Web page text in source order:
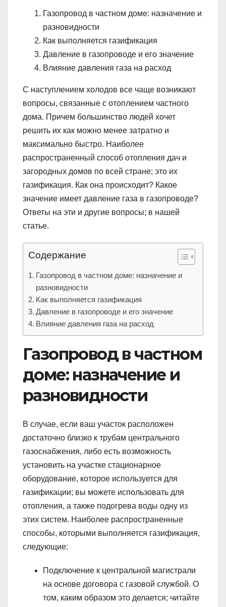
Газопровод в частном доме: назначение и
разновидности
Как выполняется газификация
Давление в газопроводе и его значение
Влияние давления газа на расход
С наступлением холодов все чаще возникают
вопросы, связанные с отоплением частного
дома. Причем большинство людей хочет
решить их как можно менее затратно и
максимально быстро. Наиболее
распространенный способ отопления дач и
загородных домов по всей стране; это их
газификация. Как она происходит? Какое
значение имеет давление газа в газопроводе?
Ответы на эти и другие вопросы; в нашей
статье.
Содержание
Газопровод в частном доме: назначение и
разновидности
Как выполняется газификация
Давление в газопроводе и его значение
Влияние давления газа на расход
Газопровод в частном
доме: назначение и
разновидности
В случае, если ваш участок расположен
достаточно близко к трубам центрального
газоснабжения, либо есть возможность
установить на участке стационарное
оборудование, которое используется для
газификации; вы можете использовать для
отопления, а также подогрева воды одну из
этих систем. Наиболее распространенные
способы, которыми выполняется газификация,
следующие:
Подключение к центральной магистрали
на основе договора с газовой службой. О
том, каким образом это делается; читайте